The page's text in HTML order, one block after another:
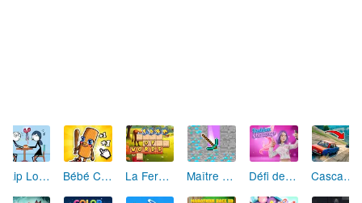
Skip Love: L'Amour en Péril Bébé Clic Italien: La Folie des Petits Bambins La Ferme des Mots - Cultivez votre Vocabulaire Maître de la Destruction: Fusion de Pioches Défi de Mode: Star du Podium Cascades Folles 3D